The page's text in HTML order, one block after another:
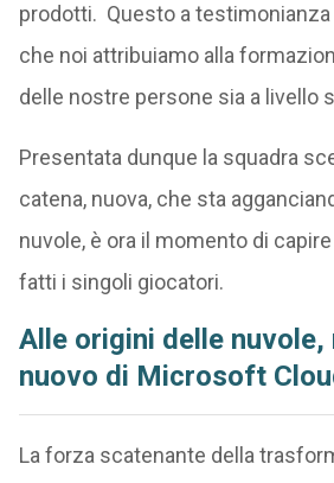
prodotti. Questo a testimonianza
che noi attribuiamo alla
delle nostre persone sia a livello
Presentata dunque la squadra
catena, nuova, che sta
nuvole, è ora il momento di
fatti i singoli giocatori.
Alle origini delle nuvole,
nuovo di Microsoft
La forza scatenante della